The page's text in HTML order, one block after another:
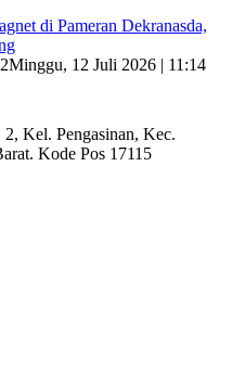
di Pameran Dekranasda,
Minggu, 12 Juli 2026 | 11:14
Kel. Pengasinan, Kec.
Kode Pos 17115